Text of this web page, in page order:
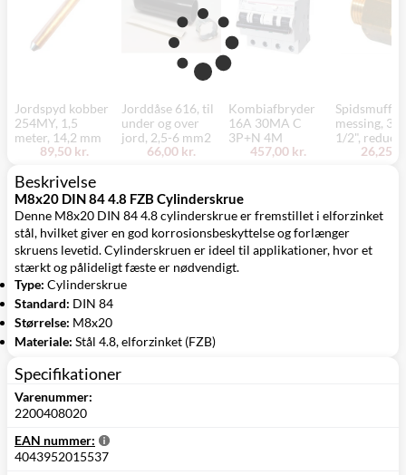
Jordspyd kobber
254MY, 1,5
meter, 14,2 mm
89,50 kr.
Jorddåse 616, til
under og over
jord, 2,5-6 mm2
66,00 kr.
Kombiafbryder
16A 30MA C
3P+N 4M
457,00 kr.
Spidsmuffe,
messing, 3/
1/2",
26,25
Beskrivelse
M8x20 DIN 84 4.8 FZB Cylinderskrue
Denne M8x20 DIN 84 4.8 cylinderskrue er fremstillet i elforzinket
stål, hvilket giver en god korrosionsbeskyttelse og forlænger
skruens levetid. Cylinderskruen er ideel til applikationer, hvor et
stærkt og pålideligt fæste er nødvendigt.
Type: Cylinderskrue
Standard: DIN 84
Størrelse: M8x20
Materiale: Stål 4.8, elforzinket (FZB)
Specifikationer
Varenummer:
2200408020
EAN nummer:
4043952015537